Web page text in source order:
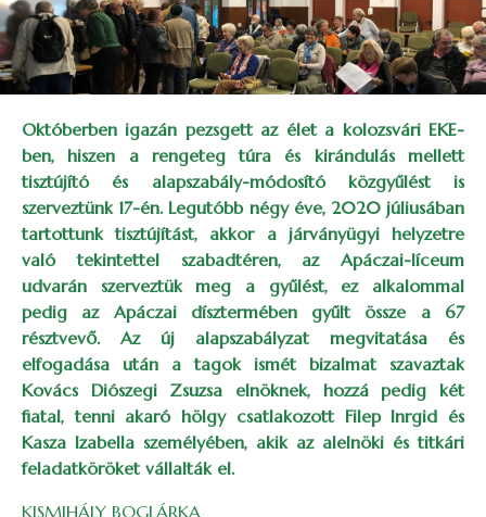
Októberben igazán pezsgett az élet a kolozsvári EKE-
ben, hiszen a rengeteg túra és kirándulás mellett
tisztújító és alapszabály-módosító közgyűlést is
szerveztünk 17-én. Legutóbb négy éve, 2020 júliusában
tartottunk tisztújítást, akkor a járványügyi helyzetre
való tekintettel szabadtéren, az Apáczai-líceum
udvarán szerveztük meg a gyűlést, ez alkalommal
pedig az Apáczai dísztermében gyűlt össze a 67
résztvevő. Az új alapszabályzat megvitatása és
elfogadása után a tagok ismét bizalmat szavaztak
Kovács Diószegi Zsuzsa elnöknek, hozzá pedig két
fiatal, tenni akaró hölgy csatlakozott Filep Inrgid és
Kasza Izabella személyében, akik az alelnöki és titkári
feladatköröket vállalták el.
KISMIHÁLY BOGLÁRKA